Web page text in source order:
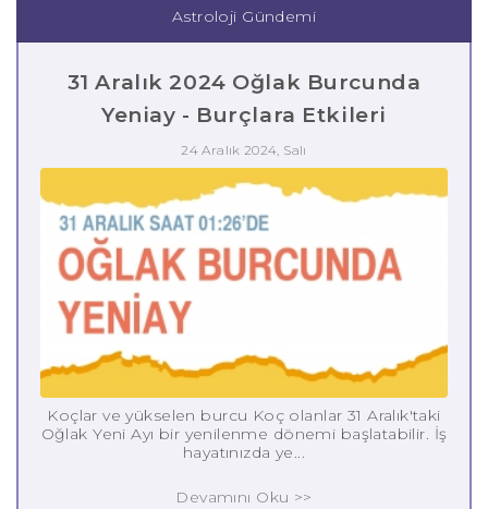
Astroloji Gündemi
31 Aralık 2024 Oğlak Burcunda
Yeniay - Burçlara Etkileri
24 Aralık 2024, Salı
Koçlar ve yükselen burcu Koç olanlar 31 Aralık'taki
Oğlak Yeni Ayı bir yenilenme dönemi başlatabilir. İş
hayatınızda ye...
Devamını Oku >>